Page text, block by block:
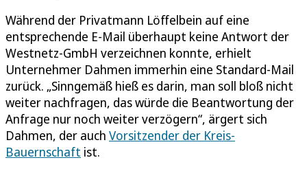
Während der Privatmann Löffelbein auf eine
entsprechende E-Mail überhaupt keine Antwort der
Westnetz-GmbH verzeichnen konnte, erhielt
Unternehmer Dahmen immerhin eine Standard-Mail
zurück. „Sinngemäß hieß es darin, man soll bloß nicht
weiter nachfragen, das würde die Beantwortung der
Anfrage nur noch weiter verzögern“, ärgert sich
Dahmen, der auch Vorsitzender der Kreis-
Bauernschaft ist.